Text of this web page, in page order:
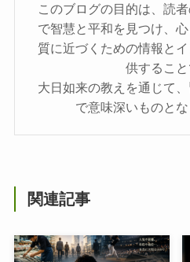
このブログの目的は、読
で智慧と平和を見つけ、
質に近づくための情報と
供すること
大日如来の教えを通じて
で意味深いものとな
関連記事